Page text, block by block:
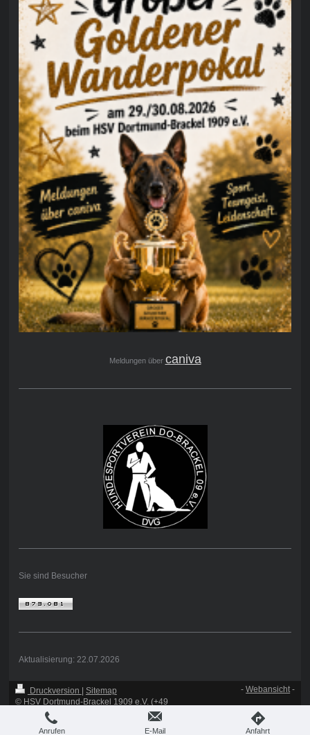
Meldungen über caniva
Sie sind Besucher
Aktualisierung: 22.07.2026
Druckversion
Sitemap
© HSV Dortmund-Brackel 1909 e.V. (+49
231 561 922)
-Webansicht-
Anrufen E-Mail Anfahrt